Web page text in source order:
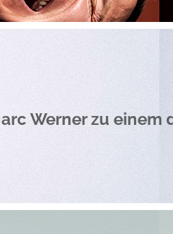
Werner zu einem